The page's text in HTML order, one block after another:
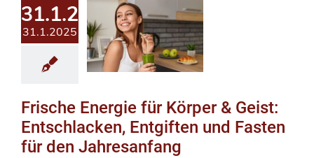
31.1.2025
31.1.2025
Frische Energie für Körper & Geist:
Entschlacken, Entgiften und Fasten
für den Jahresanfang